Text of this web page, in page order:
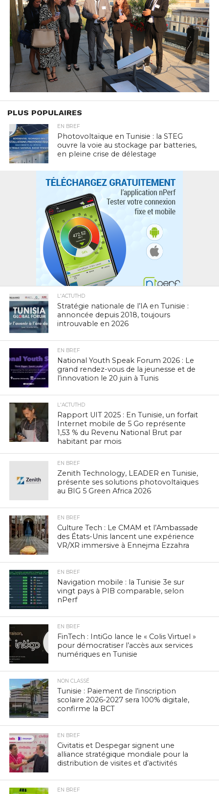
PLUS POPULAIRES
EN BREF
Photovoltaïque en Tunisie : la STEG
ouvre la voie au stockage par batteries,
en pleine crise de délestage
L'ACTUTHD
Stratégie nationale de l’IA en Tunisie :
annoncée depuis 2018, toujours
introuvable en 2026
EN BREF
National Youth Speak Forum 2026 : Le
grand rendez-vous de la jeunesse et de
l’innovation le 20 juin à Tunis
L'ACTUTHD
Rapport UIT 2025 : En Tunisie, un forfait
Internet mobile de 5 Go représente
1,53 % du Revenu National Brut par
habitant par mois
EN BREF
Zenith Technology, LEADER en Tunisie,
présente ses solutions photovoltaïques
au BIG 5 Green Africa 2026
EN BREF
Culture Tech : Le CMAM et l’Ambassade
des États-Unis lancent une expérience
VR/XR immersive à Ennejma Ezzahra
EN BREF
Navigation mobile : la Tunisie 3e sur
vingt pays à PIB comparable, selon
nPerf
EN BREF
FinTech : IntiGo lance le « Colis Virtuel »
pour démocratiser l’accès aux services
numériques en Tunisie
NON CLASSÉ
Tunisie : Paiement de l’inscription
scolaire 2026-2027 sera 100% digitale,
confirme la BCT
EN BREF
Civitatis et Despegar signent une
alliance stratégique mondiale pour la
distribution de visites et d’activités
EN BREF